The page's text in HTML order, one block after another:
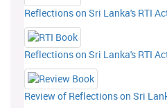
Reflections on Sri Lanka's RTI
Reflections on Sri Lanka's RTI
Review of Reflections on Sri